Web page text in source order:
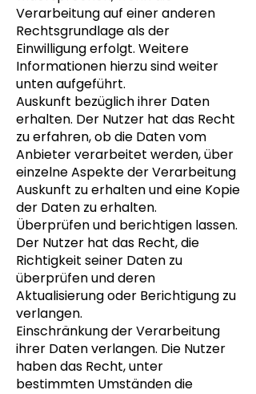
Verarbeitung auf einer anderen
Rechtsgrundlage als der
Einwilligung erfolgt. Weitere
Informationen hierzu sind weiter
unten aufgeführt.
Auskunft bezüglich ihrer Daten
erhalten. Der Nutzer hat das Recht
zu erfahren, ob die Daten vom
Anbieter verarbeitet werden, über
einzelne Aspekte der Verarbeitung
Auskunft zu erhalten und eine Kopie
der Daten zu erhalten.
Überprüfen und berichtigen lassen.
Der Nutzer hat das Recht, die
Richtigkeit seiner Daten zu
überprüfen und deren
Aktualisierung oder Berichtigung zu
verlangen.
Einschränkung der Verarbeitung
ihrer Daten verlangen. Die Nutzer
haben das Recht, unter
bestimmten Umständen die